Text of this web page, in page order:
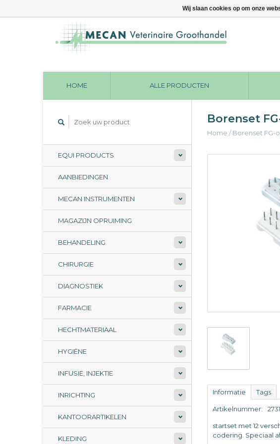
HOME ALLE PRODUCTEN
EQUI PRODUCTS
AANBIEDINGEN
MECAN INSTRUMENTEN
MAGAZIJN OPRUIMING
BEHANDELING
CHIRURGIE
DIAGNOSTIEK
FARMACIE
HECHTMATERIAAL
HYGIËNE
INFUSIE, INJEKTIE
INRICHTING
KANTOORARTIKELEN
KLEDING
Borenset
Home /Borenset FG-
Informatie Tags
Artikelnummer:
startset met 12
codering. Speciaal
Wij slaan cookies op om onze